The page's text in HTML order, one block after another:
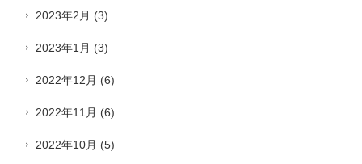
2023年2月 (3)
2023年1月 (3)
2022年12月 (6)
2022年11月 (6)
2022年10月 (5)